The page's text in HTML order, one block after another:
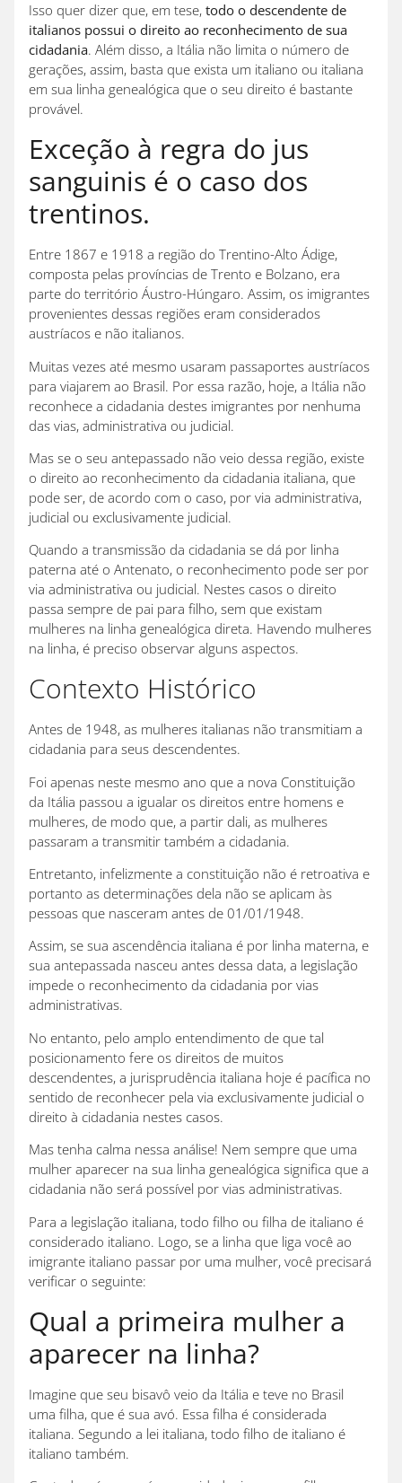
Isso quer dizer que, em tese, todo o descendente de
italianos possui o direito ao reconhecimento de sua
cidadania. Além disso, a Itália não limita o número de
gerações, assim, basta que exista um italiano ou italiana
em sua linha genealógica que o seu direito é bastante
provável.
Exceção à regra do jus
sanguinis é o caso dos
trentinos.
Entre 1867 e 1918 a região do Trentino-Alto Ádige,
composta pelas províncias de Trento e Bolzano, era
parte do território Áustro-Húngaro. Assim, os imigrantes
provenientes dessas regiões eram considerados
austríacos e não italianos.
Muitas vezes até mesmo usaram passaportes austríacos
para viajarem ao Brasil. Por essa razão, hoje, a Itália não
reconhece a cidadania destes imigrantes por nenhuma
das vias, administrativa ou judicial.
Mas se o seu antepassado não veio dessa região, existe
o direito ao reconhecimento da cidadania italiana, que
pode ser, de acordo com o caso, por via administrativa,
judicial ou exclusivamente judicial.
Quando a transmissão da cidadania se dá por linha
paterna até o Antenato, o reconhecimento pode ser por
via administrativa ou judicial. Nestes casos o direito
passa sempre de pai para filho, sem que existam
mulheres na linha genealógica direta. Havendo mulheres
na linha, é preciso observar alguns aspectos.
Contexto Histórico
Antes de 1948, as mulheres italianas não transmitiam a
cidadania para seus descendentes.
Foi apenas neste mesmo ano que a nova Constituição
da Itália passou a igualar os direitos entre homens e
mulheres, de modo que, a partir dali, as mulheres
passaram a transmitir também a cidadania.
Entretanto, infelizmente a constituição não é retroativa e
portanto as determinações dela não se aplicam às
pessoas que nasceram antes de 01/01/1948.
Assim, se sua ascendência italiana é por linha materna, e
sua antepassada nasceu antes dessa data, a legislação
impede o reconhecimento da cidadania por vias
administrativas.
No entanto, pelo amplo entendimento de que tal
posicionamento fere os direitos de muitos
descendentes, a jurisprudência italiana hoje é pacífica no
sentido de reconhecer pela via exclusivamente judicial o
direito à cidadania nestes casos.
Mas tenha calma nessa análise! Nem sempre que uma
mulher aparecer na sua linha genealógica significa que a
cidadania não será possível por vias administrativas.
Para a legislação italiana, todo filho ou filha de italiano é
considerado italiano. Logo, se a linha que liga você ao
imigrante italiano passar por uma mulher, você precisará
verificar o seguinte:
Qual a primeira mulher a
aparecer na linha?
Imagine que seu bisavô veio da Itália e teve no Brasil
uma filha, que é sua avó. Essa filha é considerada
italiana. Segundo a lei italiana, todo filho de italiano é
italiano também.